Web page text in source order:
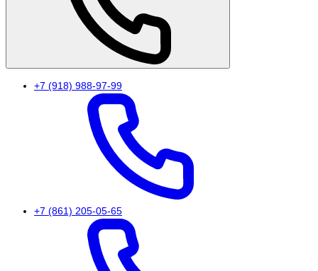
+7 (918) 988-97-99
+7 (861) 205-05-65